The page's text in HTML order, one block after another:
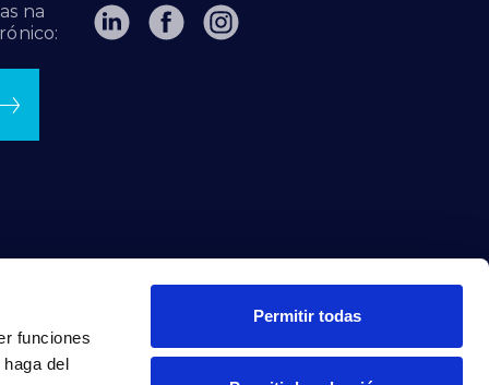
funciones
del
Permitir todas
na